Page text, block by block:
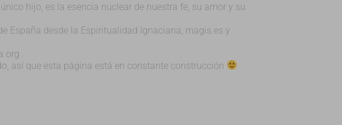
hijo, es la esencia nuclear de nuestra fe, su amor y su
España desde la Espiritualidad Ignaciana, magis.es y
así que esta página está en constante construcción